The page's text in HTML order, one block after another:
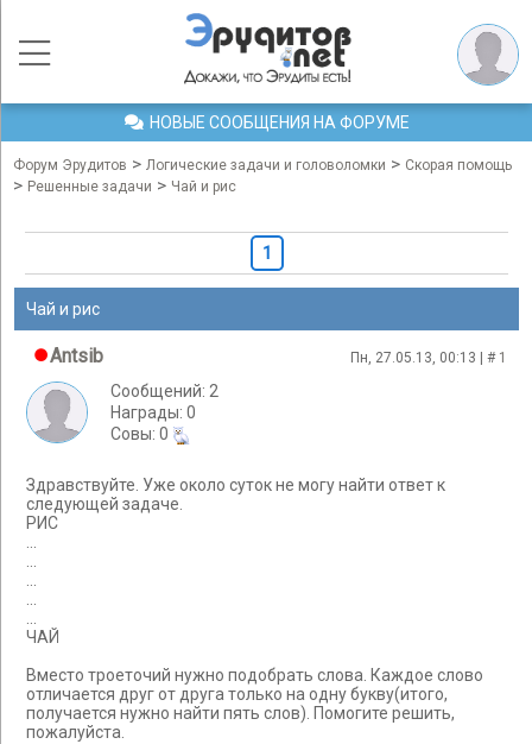
НОВЫЕ СООБЩЕНИЯ НА ФОРУМЕ
Форум Эрудитов > Логические задачи и головоломки > Скорая помощь
> Решенные задачи > Чай и рис
1
Чай и рис
Antsib Пн, 27.05.13, 00:13 | # 1
Сообщений: 2
Награды: 0
Cовы: 0
Здравствуйте. Уже около суток не могу найти ответ к
следующей задаче.
РИС
...
...
...
...
...
ЧАЙ
Вместо троеточий нужно подобрать слова. Каждое слово
отличается друг от друга только на одну букву(итого,
получается нужно найти пять слов). Помогите решить,
пожалуйста.